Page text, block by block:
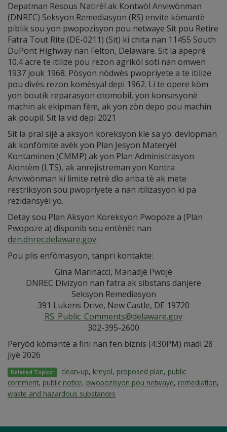
Depatman Resous Natirèl ak Kontwòl Anviwònman
(DNREC) Seksyon Remediasyon (RS) envite kòmantè
piblik sou yon pwopozisyon pou netwaye Sit pou Retire
Fatra Tout Rite (DE-0211) (Sit) ki chita nan 11455 South
DuPont Highway nan Felton, Delaware. Sit la apeprè
10.4 acre te itilize pou rezon agrikòl soti nan omwen
1937 jouk 1968. Pòsyon nòdwès pwopriyete a te itilize
pou divès rezon komèsyal depi 1962. Li te opere kòm
yon boutik reparasyon otomobil, yon konsesyonè
machin ak ekipman fèm, ak yon zòn depo pou machin
ak poupil. Sit la vid depi 2021
Sit la pral sijè a aksyon koreksyon kle sa yo: devlopman
ak konfòmite avèk yon Plan Jesyon Materyèl
Kontaminen (CMMP) ak yon Plan Administrasyon
Alontèm (LTS), ak anrejistreman yon Kontra
Anviwònman ki limite retrè dlo anba tè ak mete
restriksyon sou pwopriyete a nan itilizasyon ki pa
rezidansyèl yo.
Detay sou Plan Aksyon Koreksyon Pwopoze a (Plan
Pwopoze a) disponib sou entènèt nan
den.dnrec.delaware.gov.
Pou plis enfòmasyon, tanpri kontakte:
Gina Marinacci, Manadjè Pwojè
DNREC Divizyon nan fatra ak sibstans danjere
Seksyon Remediasyon
391 Lukens Drive, New Castle, DE 19720
RS_Public_Comments@delaware.gov
302-395-2600
Peryòd kòmantè a fini nan fen biznis (4:30PM) madi 28
jiyè 2026
Related Topics: clean-up, kreyol, proposed plan, public
comment, public notice, pwopozisyon pou netwaye, remediation,
waste and hazardous substances